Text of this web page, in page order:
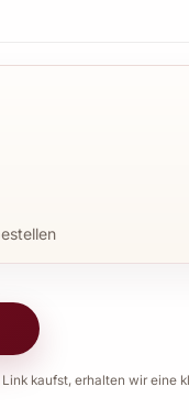
kaufst, erhalten wir eine